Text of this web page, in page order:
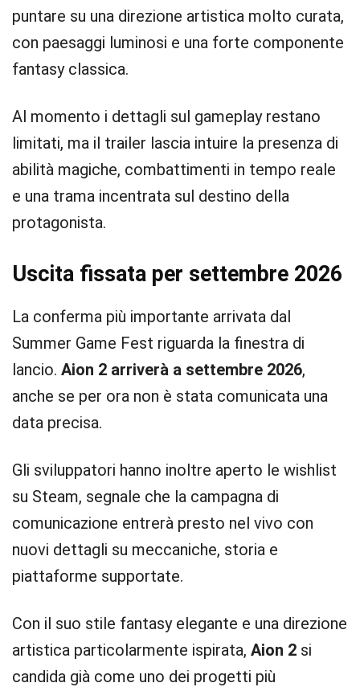
puntare su una direzione artistica molto curata,
con paesaggi luminosi e una forte componente
fantasy classica.
Al momento i dettagli sul gameplay restano
limitati, ma il trailer lascia intuire la presenza di
abilità magiche, combattimenti in tempo reale
e una trama incentrata sul destino della
protagonista.
Uscita fissata per settembre 2026
La conferma più importante arrivata dal
Summer Game Fest riguarda la finestra di
lancio. Aion 2 arriverà a settembre 2026,
anche se per ora non è stata comunicata una
data precisa.
Gli sviluppatori hanno inoltre aperto le wishlist
su Steam, segnale che la campagna di
comunicazione entrerà presto nel vivo con
nuovi dettagli su meccaniche, storia e
piattaforme supportate.
Con il suo stile fantasy elegante e una direzione
artistica particolarmente ispirata, Aion 2 si
candida già come uno dei progetti più